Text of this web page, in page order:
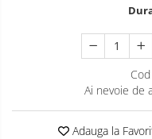
OPERATIUNI AERIENE
OPERATIUNI MARITIME
Ai nevoie de
Adauga la